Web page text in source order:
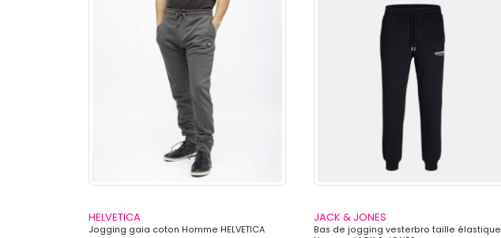
HELVETICA
Jogging gaia coton Homme HELVETICA
JACK & JONES
Bas de jogging vesterbro taille élastique